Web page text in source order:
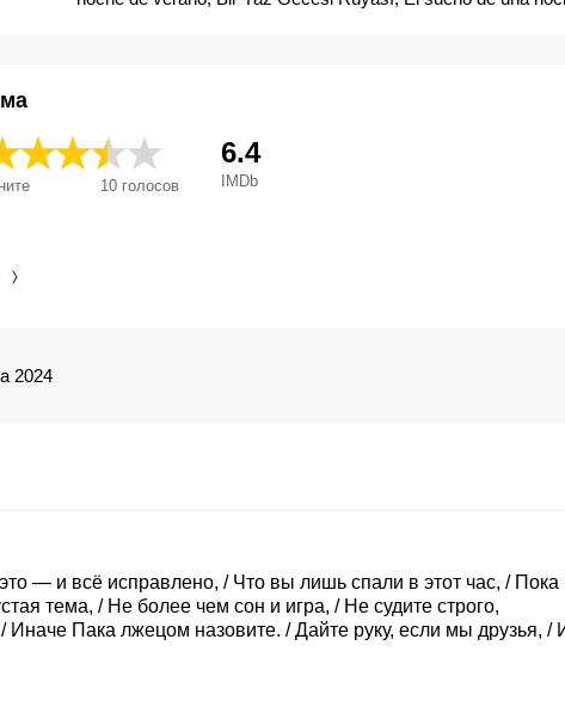
nocy letniej, Sogno di una notte di mezza estate, Sonho de
Verão, Sueño de una noche de verano, Suveöö unenägu,
álom, Vasarvidžio nakties sapnas, Visul unei nopti de vara,
10голосов
6.4
IMDb
2024
— и всё исправлено, / Что вы лишь спали в этот час, /
тема, / Не более чем сон и игра, / Не судите строго,
Пака лжецом назовите. / Дайте руку, если мы друзья, /